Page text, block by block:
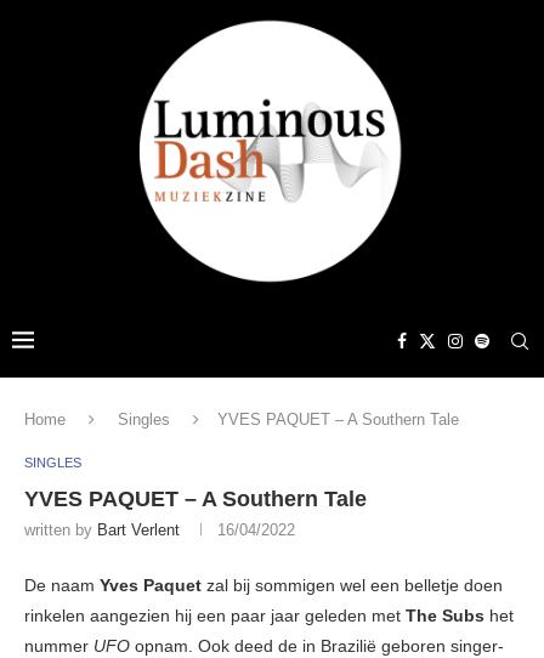
Home Singles YVES PAQUET – A Southern Tale
SINGLES
YVES PAQUET – A Southern Tale
written by Bart Verlent 16/04/2022
De naam Yves Paquet zal bij sommigen wel een belletje doen
rinkelen aangezien hij een paar jaar geleden met The Subs het
nummer UFO opnam. Ook deed de in Brazilië geboren singer-